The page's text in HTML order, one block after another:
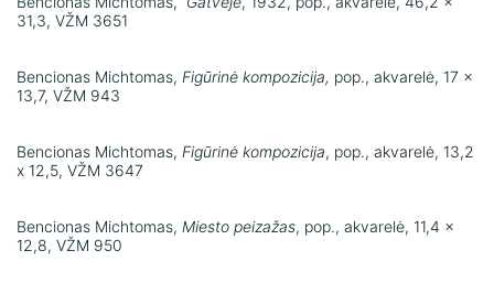
31,3, VŽM 3651
Bencionas Michtomas, Figūrinė kompozicija, pop., akvarelė, 17 x
13,7, VŽM 943
Bencionas Michtomas, Figūrinė kompozicija, pop., akvarelė, 13,2
x 12,5, VŽM 3647
Bencionas Michtomas, Miesto peizažas, pop., akvarelė, 11,4 x
12,8, VŽM 950